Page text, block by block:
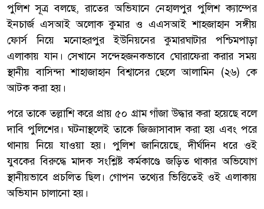
পুলিশ সূত্র বলছে, রাতের অভিযানে নেহালপুর পুলিশ ক্যাম্পের
ইনচার্জ এসআই অলোক কুমার ও এএসআই শাহজাহান সঙ্গীয়
ফোর্স নিয়ে মনোহরপুর ইউনিয়নের কুমারঘাটার পশ্চিমপাড়া
এলাকায় যান। সেখানে সন্দেহজনকভাবে ঘোরাফেরা করার সময়
স্থানীয় বাসিন্দা শাহাজাহান বিশ্বাসের ছেলে আলামিন (২৬) কে
আটক করা হয়।
পরে তাকে তল্লাশি করে প্রায় ৫০ গ্রাম গাঁজা উদ্ধার করা হয়েছে বলে
দাবি পুলিশের। ঘটনাস্থলেই তাকে জিজ্ঞাসাবাদ করা হয় এবং পরে
থানায় নিয়ে যাওয়া হয়। পুলিশ জানিয়েছে, দীর্ঘদিন ধরে ওই
যুবকের বিরুদ্ধে মাদক সংশ্লিষ্ট কর্মকাণ্ডে জড়িত থাকার অভিযোগ
স্থানীয়ভাবে প্রচলিত ছিল। গোপন তথ্যের ভিত্তিতেই ওই এলাকায়
অভিযান চালানো হয়।